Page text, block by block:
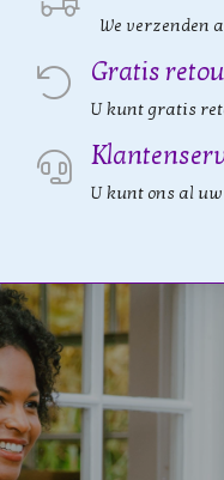
We verzenden
Gratis
U kunt gratis
U kunt ons al